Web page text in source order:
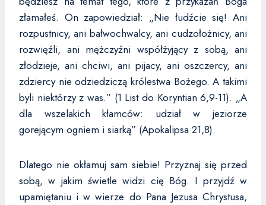
złamałeś. On zapowiedział: „Nie łudźcie się! Ani
rozpustnicy, ani bałwochwalcy, ani cudzołożnicy, ani
rozwięźli, ani mężczyźni współżyjący z sobą, ani
złodzieje, ani chciwi, ani pijacy, ani oszczercy, ani
zdziercy nie odziedziczą królestwa Bożego. A takimi
byli niektórzy z was.” (1 List do Koryntian 6,9-11). „A
dla wszelakich kłamców: udział w jeziorze
gorejącym ogniem i siarką” (Apokalipsa 21,8).
Dlatego nie okłamuj sam siebie! Przyznaj się przed
sobą, w jakim świetle widzi cię Bóg. I przyjdź w
upamiętaniu i w wierze do Pana Jezusa Chrystusa,